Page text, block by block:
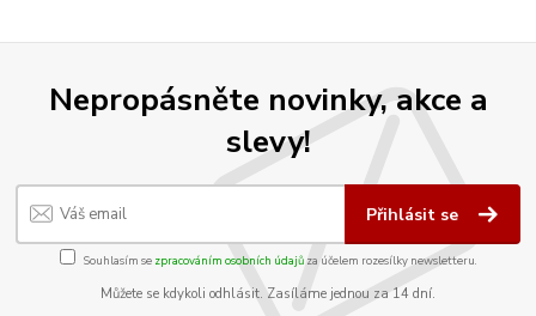
Nepropásněte novinky, akce a
slevy!
Přihlásit se
Souhlasím se zpracováním osobních údajůza účelem rozesílky newsletteru.
Můžete se kdykoli odhlásit. Zasíláme jednou za 14 dní.